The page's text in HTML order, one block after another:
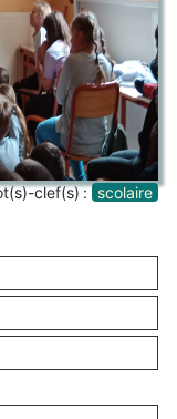
clef(s) : scolaire